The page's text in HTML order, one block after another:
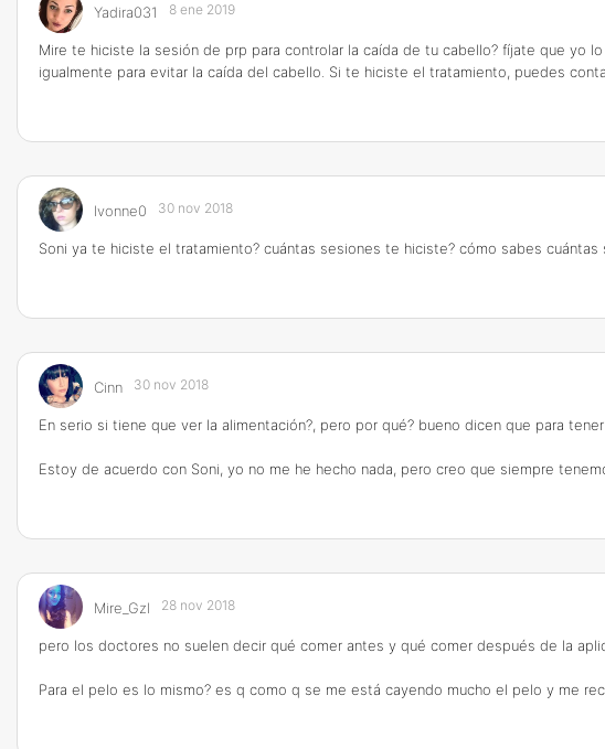
Yadira031 8 ene 2019
Mire te hiciste la sesión de prp para controlar la caída de tu cabello? fíjate que yo
igualmente para evitar la caída del cabello. Si te hiciste el tratamiento, puedes
Ivonne0 30 nov 2018
Soni ya te hiciste el tratamiento? cuántas sesiones te hiciste? cómo sabes cuántas
Cinn 30 nov 2018
En serio si tiene que ver la alimentación?, pero por qué? bueno dicen que para
Estoy de acuerdo con Soni, yo no me he hecho nada, pero creo que siempre
Mire_Gzl 28 nov 2018
pero los doctores no suelen decir qué comer antes y qué comer después de la
Para el pelo es lo mismo? es q como q se me está cayendo mucho el pelo y me